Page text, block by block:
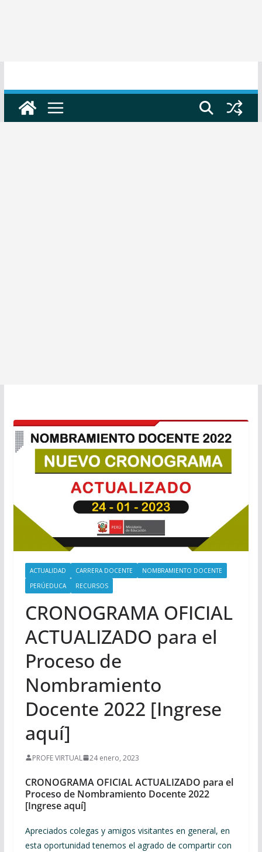
ACTUALIDAD CARRERA DOCENTE
NOMBRAMIENTO DOCENTE
PERÚEDUCA
RECURSOS
CRONOGRAMA OFICIAL
ACTUALIZADO para el
Proceso de
Nombramiento
Docente 2022 [Ingrese
aquí]
PROFE VIRTUAL 24 enero, 2023
CRONOGRAMA OFICIAL ACTUALIZADO para el
Proceso de Nombramiento Docente 2022
[Ingrese aquí]
Apreciados colegas y amigos visitantes en general, en
esta oportunidad tenemos el agrado de compartir con